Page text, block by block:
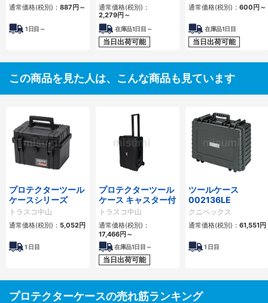
通常価格(税別)： 887 円 ～
1日目～
通常価格(税別)：
2,279円 ～
在庫品1日目～
当日出荷可能
通常価格(税別)： 600 円 ～
在庫品1日目
当日出荷可能
この商品を見た人は、こんな商品も見ています
プロテクターツール
ケースシリーズ
トラスコ中山
通常価格(税別)： 5,052円
1 日目
プロテクターツール
ケース キャスター付
トラスコ中山
通常価格(税別)：
17,466円 ～
在庫品1日目～
当日出荷可能
ツールケース
002136LE
クニペックス
通常価格(税別)： 61,551円
1 日目
プロテクターケースの売れ筋ランキング